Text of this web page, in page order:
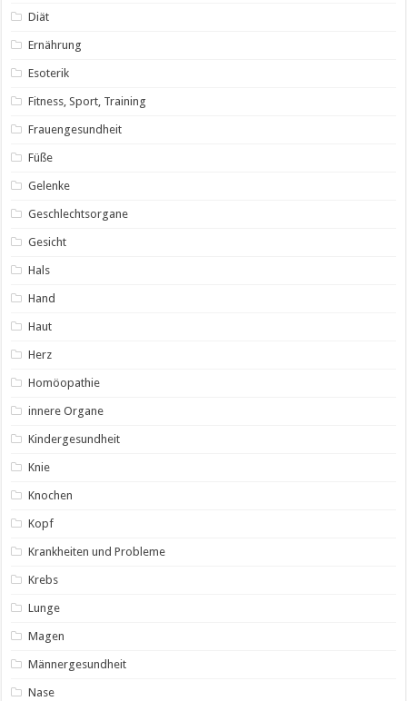
Diät
Ernährung
Esoterik
Fitness, Sport, Training
Frauengesundheit
Füße
Gelenke
Geschlechtsorgane
Gesicht
Hals
Hand
Haut
Herz
Homöopathie
innere Organe
Kindergesundheit
Knie
Knochen
Kopf
Krankheiten und Probleme
Krebs
Lunge
Magen
Männergesundheit
Nase